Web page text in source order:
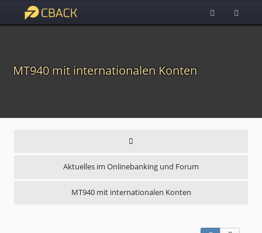
MT940 mit internationalen Konten
Aktuelles im Onlinebanking und Forum
MT940 mit internationalen Konten